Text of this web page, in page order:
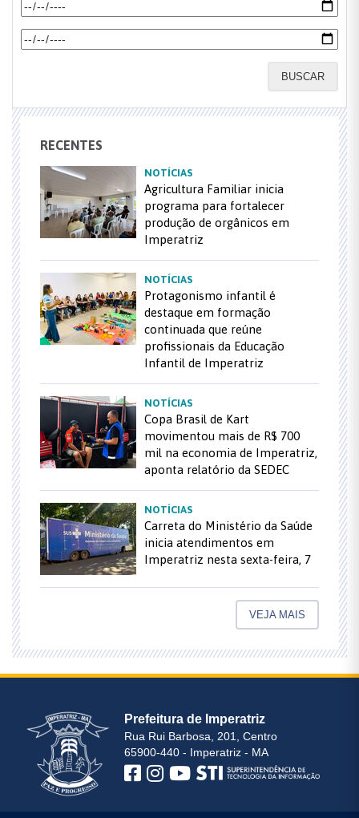
BUSCAR
RECENTES
NOTÍCIAS
Agricultura Familiar inicia
programa para fortalecer
produção de orgânicos em
Imperatriz
NOTÍCIAS
Protagonismo infantil é
destaque em formação
continuada que reúne
profissionais da Educação
Infantil de Imperatriz
NOTÍCIAS
Copa Brasil de Kart
movimentou mais de R$ 700
mil na economia de Imperatriz,
aponta relatório da SEDEC
NOTÍCIAS
Carreta do Ministério da Saúde
inicia atendimentos em
Imperatriz nesta sexta-feira, 7
VEJA MAIS
Prefeitura de Imperatriz
Rua Rui Barbosa, 201, Centro
65900-440 - Imperatriz - MA